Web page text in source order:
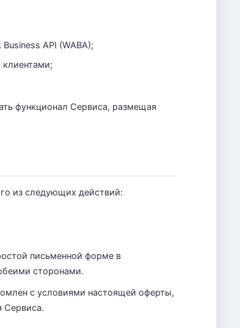
API (WABA);
функционал Сервиса, размещая
из следующих действий:
письменной форме в
сторонами.
с условиями настоящей оферты,
Сервиса.